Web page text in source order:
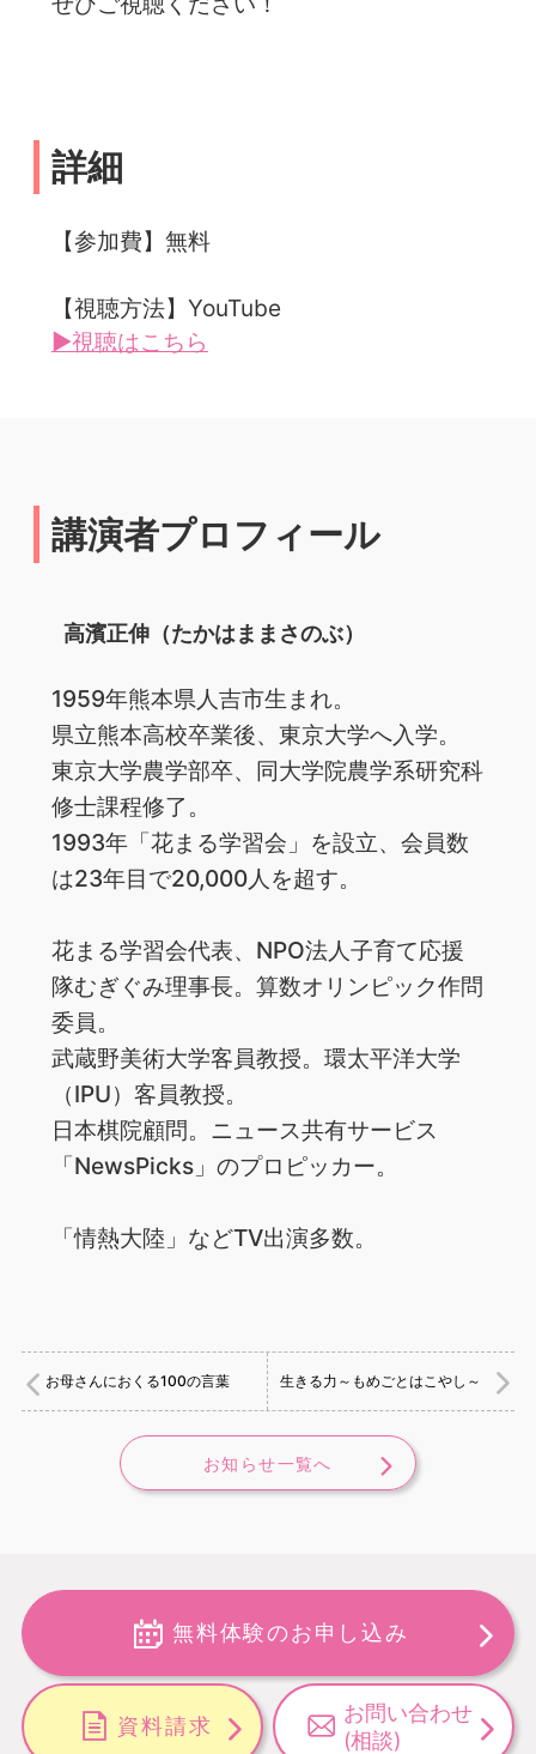
詳細
【参加費】無料
【視聴方法】YouTube
▶視聴はこちら
講演者プロフィール
高濱正伸（たかはままさのぶ）
1959年熊本県人吉市生まれ。
県立熊本高校卒業後、東京大学へ入学。
東京大学農学部卒、同大学院農学系研究科
修士課程修了。
1993年「花まる学習会」を設立、会員数
は23年目で20,000人を超す。
花まる学習会代表、NPO法人子育て応援
隊むぎぐみ理事長。算数オリンピック作問
委員。
武蔵野美術大学客員教授。環太平洋大学
（IPU）客員教授。
日本棋院顧問。ニュース共有サービス
「NewsPicks」のプロピッカー。
「情熱大陸」などTV出演多数。
お母さんにおくる100の言葉 生きる力～もめごとはこやし～
お知らせ一覧へ
無料体験のお申し込み
資料請求
お問い合わせ
(相談)